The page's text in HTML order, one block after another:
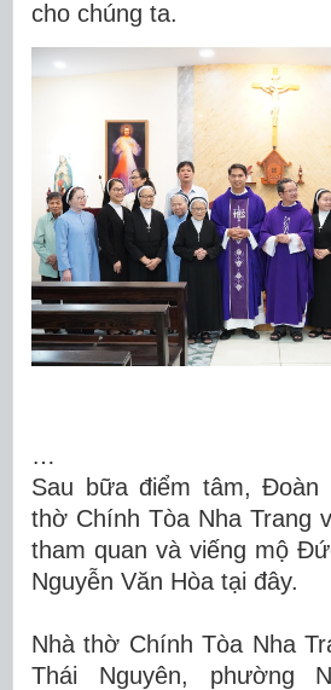
cho chúng ta.
…
Sau bữa điểm tâm, Đoàn
thờ Chính Tòa Nha Trang
tham quan và viếng mộ
Nguyễn Văn Hòa tại đây.
Nhà thờ Chính Tòa Nha
Thái Nguyên, phường